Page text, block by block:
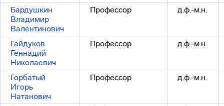
Бардушкин
Владимир
Валентинович
Профессор д.ф.-м.н.
Гайдуков
Геннадий
Николаевич
Профессор д.ф.-м.н.
Горбатый
Игорь
Натанович
Профессор д.ф.-м.н.